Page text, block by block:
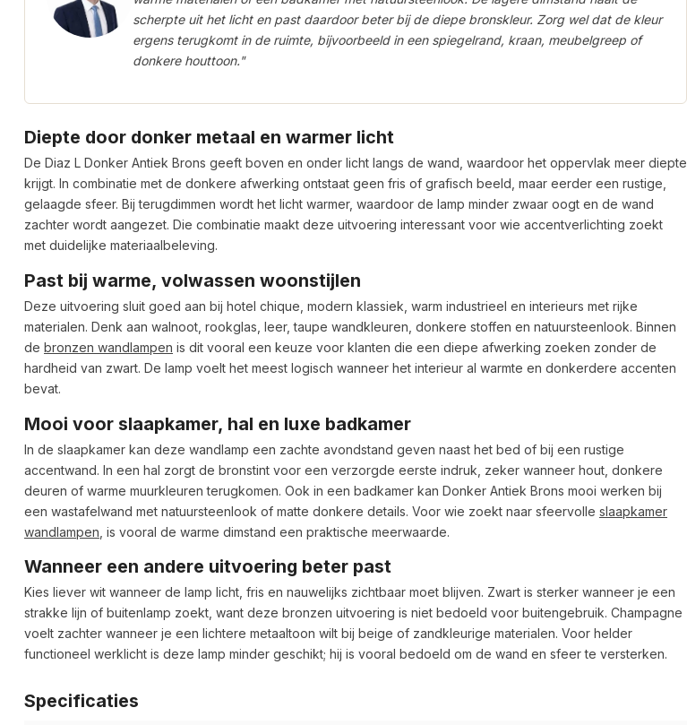
scherpte uit het licht en past daardoor beter bij de diepe bronskleur. Zorg wel dat de kleur
ergens terugkomt in de ruimte, bijvoorbeeld in een spiegelrand, kraan, meubelgreep of
donkere houttoon."
Diepte door donker metaal en warmer licht
De Diaz L Donker Antiek Brons geeft boven en onder licht langs de wand, waardoor het oppervlak meer diepte
krijgt. In combinatie met de donkere afwerking ontstaat geen fris of grafisch beeld, maar eerder een rustige,
gelaagde sfeer. Bij terugdimmen wordt het licht warmer, waardoor de lamp minder zwaar oogt en de wand
zachter wordt aangezet. Die combinatie maakt deze uitvoering interessant voor wie accentverlichting zoekt
met duidelijke materiaalbeleving.
Past bij warme, volwassen woonstijlen
Deze uitvoering sluit goed aan bij hotel chique, modern klassiek, warm industrieel en interieurs met rijke
materialen. Denk aan walnoot, rookglas, leer, taupe wandkleuren, donkere stoffen en natuursteenlook. Binnen
de bronzen wandlampen is dit vooral een keuze voor klanten die een diepe afwerking zoeken zonder de
hardheid van zwart. De lamp voelt het meest logisch wanneer het interieur al warmte en donkerdere accenten
bevat.
Mooi voor slaapkamer, hal en luxe badkamer
In de slaapkamer kan deze wandlamp een zachte avondstand geven naast het bed of bij een rustige
accentwand. In een hal zorgt de bronstint voor een verzorgde eerste indruk, zeker wanneer hout, donkere
deuren of warme muurkleuren terugkomen. Ook in een badkamer kan Donker Antiek Brons mooi werken bij
een wastafelwand met natuursteenlook of matte donkere details. Voor wie zoekt naar sfeervolle slaapkamer
wandlampen , is vooral de warme dimstand een praktische meerwaarde.
Wanneer een andere uitvoering beter past
Kies liever wit wanneer de lamp licht, fris en nauwelijks zichtbaar moet blijven. Zwart is sterker wanneer je een
strakke lijn of buitenlamp zoekt, want deze bronzen uitvoering is niet bedoeld voor buitengebruik. Champagne
voelt zachter wanneer je een lichtere metaaltoon wilt bij beige of zandkleurige materialen. Voor helder
functioneel werklicht is deze lamp minder geschikt; hij is vooral bedoeld om de wand en sfeer te versterken.
Specificaties